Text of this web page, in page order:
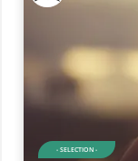
- SELECTION -